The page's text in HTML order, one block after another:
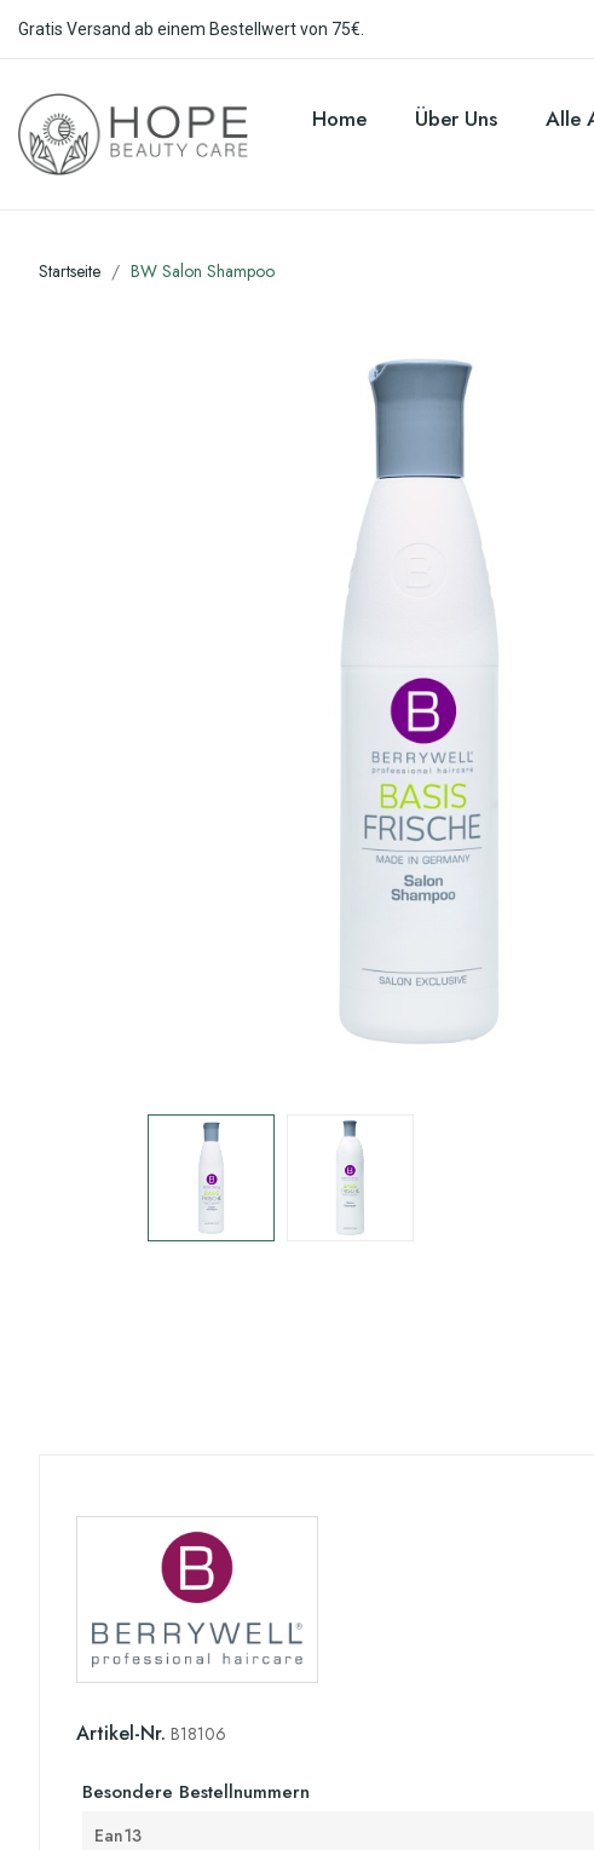
Gratis Versand ab einem Bestellwert von 75€.
Home Über Uns Alle
Startseite BW Salon Shampoo
Artikel-Nr. B18106
Besondere Bestellnummern
Ean13